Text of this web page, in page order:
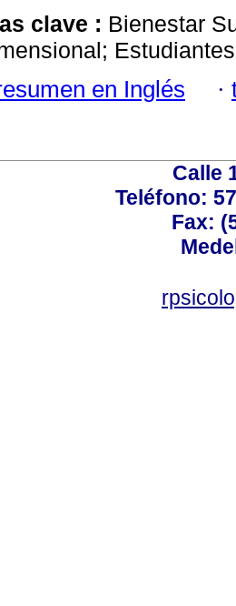
clave : Bienestar
en Inglés ·
Calle
Teléfono:
Fax: